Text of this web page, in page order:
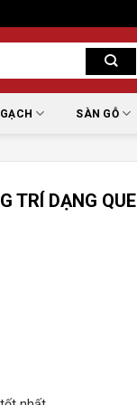
SÀN GỖ
TRÍ DẠNG QUE